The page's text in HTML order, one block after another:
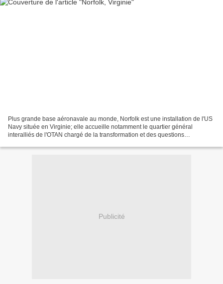
Plus grande base aéronavale au monde, Norfolk est une installation de l'US
Navy située en Virginie; elle accueille notamment le quartier général
interalliés de l'OTAN chargé de la transformation et des questions
Publicité